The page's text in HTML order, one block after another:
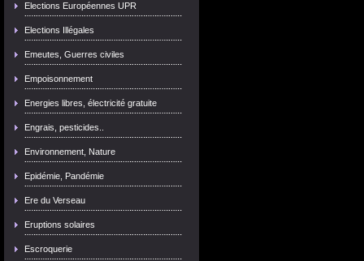
Elections Européennes UPR
Elections Illégales
Emeutes, Guerres civiles
Empoisonnement
Energies libres, électricité gratuite
Engrais, pesticides..
Environnement, Nature
Epidémie, Pandémie
Ere du Verseau
Eruptions solaires
Escroquerie